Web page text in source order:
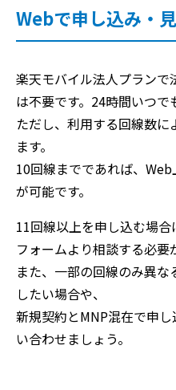
Webで申し込み・
楽天モバイル法人プラン
は不要です。24時間いつで
ただし、利用する回線数に
ます。
10回線までであれば、
が可能です。
11回線以上を申し込む場
フォームより相談する必要
また、一部の回線のみ異
したい場合や、
新規契約とMNP混在で申
い合わせましょう。